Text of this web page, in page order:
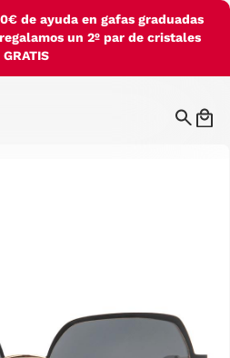
de ayuda en gafas graduadas
un 2º par de cristales
GRATIS